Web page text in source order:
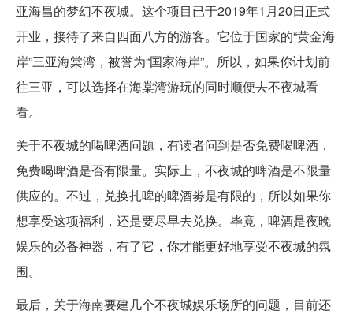
亚海昌的梦幻不夜城。这个项目已于2019年1月20日正式
开业，接待了来自四面八方的游客。它位于国家的“黄金海
岸”三亚海棠湾，被誉为“国家海岸”。所以，如果你计划前
往三亚，可以选择在海棠湾游玩的同时顺便去不夜城看
看。
关于不夜城的喝啤酒问题，有读者问到是否免费喝啤酒，
免费喝啤酒是否有限量。实际上，不夜城的啤酒是不限量
供应的。不过，兑换扎啤的啤酒劵是有限的，所以如果你
想享受这项福利，还是要尽早去兑换。毕竟，啤酒是夜晚
娱乐的必备神器，有了它，你才能更好地享受不夜城的氛
围。
最后，关于海南要建几个不夜城娱乐场所的问题，目前还